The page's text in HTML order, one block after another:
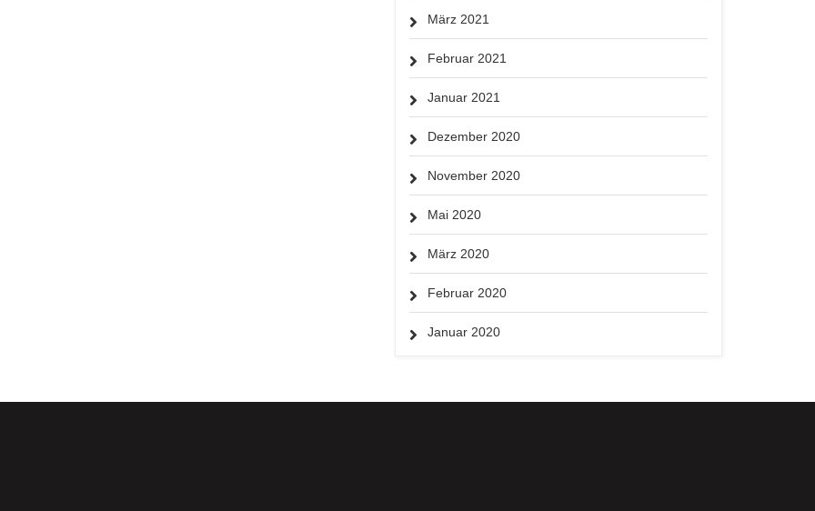
März 2021
Februar 2021
Januar 2021
Dezember 2020
November 2020
Mai 2020
März 2020
Februar 2020
Januar 2020